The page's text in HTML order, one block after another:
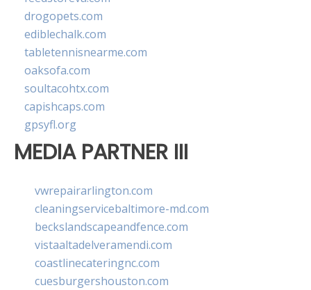
drogopets.com
ediblechalk.com
tabletennisnearme.com
oaksofa.com
soultacohtx.com
capishcaps.com
gpsyfl.org
MEDIA PARTNER III
vwrepairarlington.com
cleaningservicebaltimore-md.com
beckslandscapeandfence.com
vistaaltadelveramendi.com
coastlinecateringnc.com
cuesburgershouston.com